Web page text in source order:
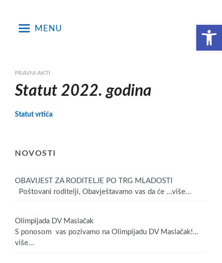
Open toolbar
MENU
PRAVNI AKTI
Statut 2022. godina
Statut vrtića
NOVOSTI
OBAVIJEST ZA RODITELJE PO TRG MLADOSTI
Poštovani roditelji, Obavještavamo vas da će …više...
Olimpijada DV Maslačak
S ponosom vas pozivamo na Olimpijadu DV Maslačak!…
više...